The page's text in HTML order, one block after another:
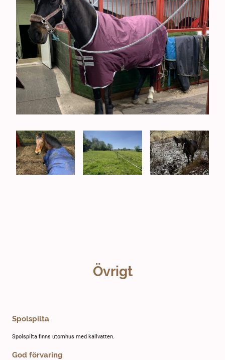
Övrigt
Spolspilta
Spolspilta finns utomhus med kallvatten.
God förvaring